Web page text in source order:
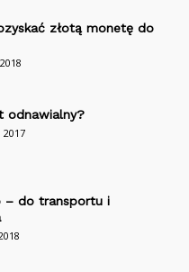
złotą monetę do
odnawialny?
– do transportu i